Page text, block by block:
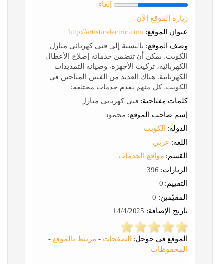
إلغاء
زيارة الموقع الآن
عنوان الموقع: http://artisticelectric.com
وصف الموقع: بالنسبة إلى فني كهربائي منازل
الكويت، يمكن أن تتضمن خدماته إصلاح الأعطال
الكهربائية، تركيب الأجهزة، وصيانة التمديدات
الكهربائية. هناك العديد من الفنين المتاحين في
الكويت، كل منهم يقدم خدمات مختلفة:
كلمات مفتاحية: فني كهربائي منازل
إسم صاحب الموقع: محمود
الدولة:
الكويت
اللغة: عربي
القسم: مواقع الخدمات
الزيارات:
التقييم:
المقيّمين:
تاريخ الإضافة:
الموقع في جوجل: الصفحات - مرتبط بالموقع -
المحفوظات